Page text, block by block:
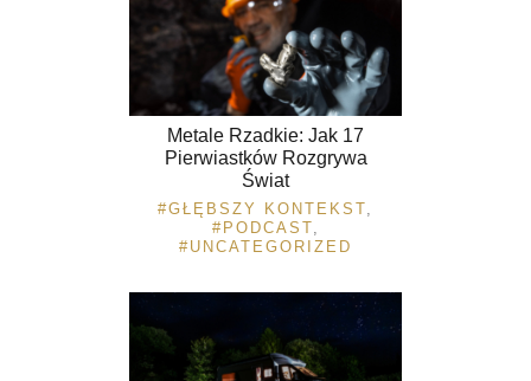
Metale Rzadkie: Jak 17
Pierwiastków Rozgrywa
Świat
GŁĘBSZY KONTEKST
PODCAST
UNCATEGORIZED